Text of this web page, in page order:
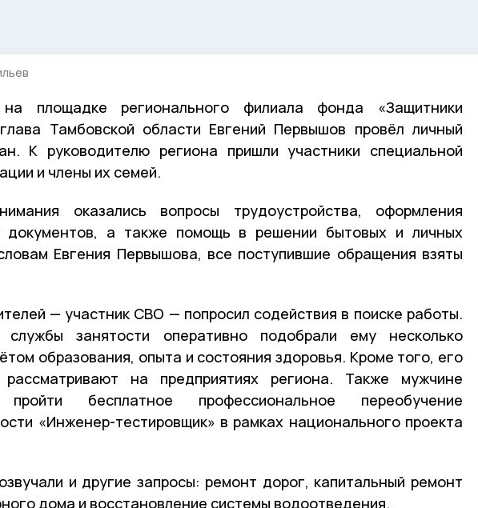
площадке регионального филиала фонда «Защитники
Тамбовской области Евгений Первышов провёл личный
К руководителю региона пришли участники специальной
и члены их семей.
оказались вопросы трудоустройства, оформления
документов, а также помощь в решении бытовых и личных
Евгения Первышова, все поступившие обращения взяты
— участник СВО — попросил содействия в поиске работы.
службы занятости оперативно подобрали ему несколько
образования, опыта и состояния здоровья. Кроме того, его
рассматривают на предприятиях региона. Также мужчине
пройти бесплатное профессиональное переобучение
«Инженер-тестировщик» в рамках национального проекта
и другие запросы: ремонт дорог, капитальный ремонт
дома и восстановление системы водоотведения.